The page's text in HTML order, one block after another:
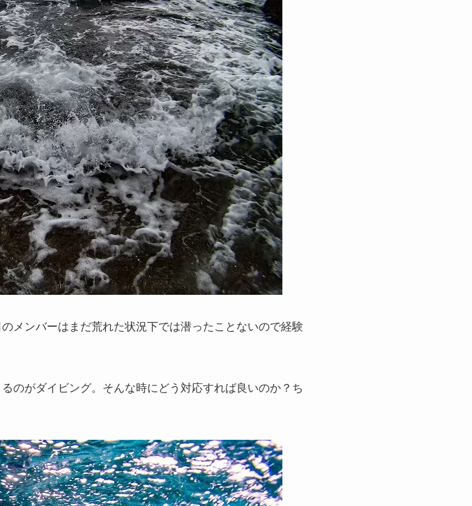
メンバーはまだ荒れた状況下では潜ったことないので経験
のがダイビング。そんな時にどう対応すれば良いのか？ち